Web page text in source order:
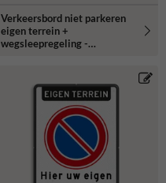
Verkeersbord niet parkeren
eigen terrein +
wegsleepregeling -